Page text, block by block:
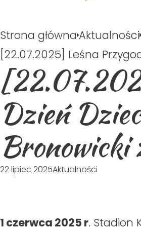
Strona głównaAktualności
[22.07.2025] Leśna
Dzień
Bronowicki
22 lipiec 2025Aktualności
1 czerwca 2025 r. Stadion